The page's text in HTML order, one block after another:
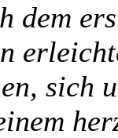
dem
sich